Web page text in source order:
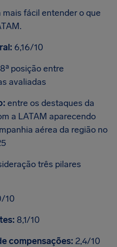
fácil entender o que
6,16/10
posição entre
avaliadas
entre os destaques da
a LATAM aparecendo
aérea da região no
três pilares
10
8,1/10
compensações: 2,4/10